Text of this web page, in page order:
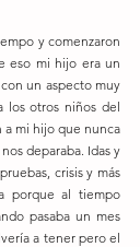
y comenzaron
eso mi hijo era un
un aspecto muy
los otros niños del
a mi hijo que nunca
deparaba. Idas y
crisis y más
porque al tiempo
pasaba un mes
a tener pero el